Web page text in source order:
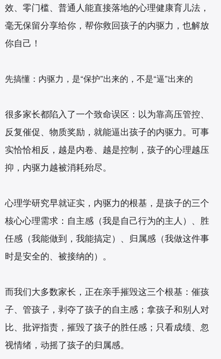
效、零门槛、普通人能直接落地的心理健康育儿法，
毫无保留分享给你，帮你救回孩子的内驱力，也解放
你自己！
先搞懂：内驱力，是“保护”出来的，不是“逼”出来的
很多家长都陷入了一个致命误区：以为靠高压管控、
反复催促、物质奖励，就能逼出孩子的内驱力。可事
实恰恰相反，越是内卷、越是控制，孩子的心理越压
抑，内驱力越被消耗殆尽。
心理学研究早就证实，内驱力的根基，是孩子的三个
核心心理需求：自主感（我是自己行为的主人）、胜
任感（我能做到，我能搞定）、归属感（我做这件事
时是安全的、被接纳的）。
而我们大多数家长，正在亲手摧毁这三个根基：催孩
子、管孩子，剥夺了孩子的自主感；拿孩子和别人对
比、批评指责，摧毁了孩子的胜任感；只看成绩、忽
视情绪，动摇了孩子的归属感。